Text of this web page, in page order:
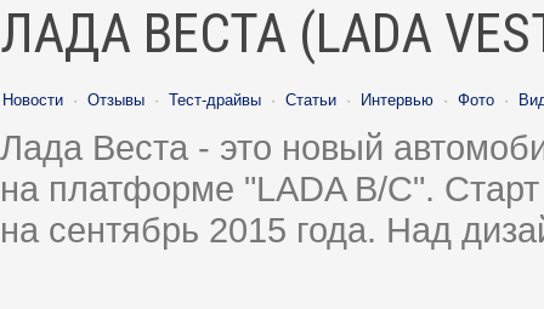
ЛАДА ВЕСТА (LADA
Новости · Отзывы · Тест-драйвы · Статьи · Интервью · Фото ·
Лада Веста - это новый
на платформе "LADA B/C".
на сентябрь 2015 года. Над